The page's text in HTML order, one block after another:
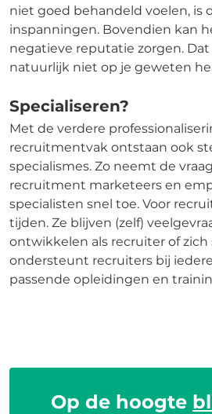
niet goed behandeld voelen, is
inspanningen. Bovendien kan
negatieve reputatie zorgen.
natuurlijk niet op je geweten
Specialiseren?
Met de verdere
recruitmentvak ontstaan ook
specialismes. Zo neemt de
recruitment marketeers en
specialisten snel toe. Voor
tijden. Ze blijven (zelf)
ontwikkelen als recruiter of zich
ondersteunt recruiters bij
passende opleidingen en
Op de hoogte